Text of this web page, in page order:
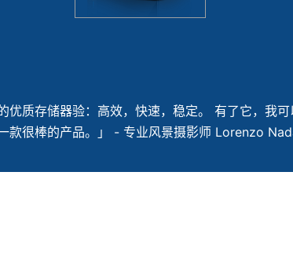
优质存储器验：高效，快速，稳定。 有了它，我
款很棒的产品。」 - 专业风景摄影师 Lorenzo